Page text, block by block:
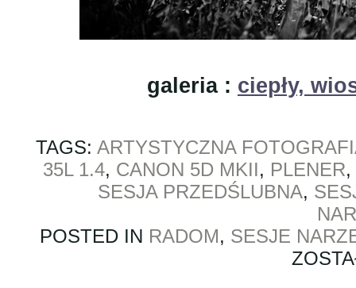
galeria : ciepły,
TAGS:ARTYSTYCZNA
35L 1.4, CANON 5D MKII, PLENER
SESJA PRZEDŚLUBNA,
POSTED IN RADOM, SESJE